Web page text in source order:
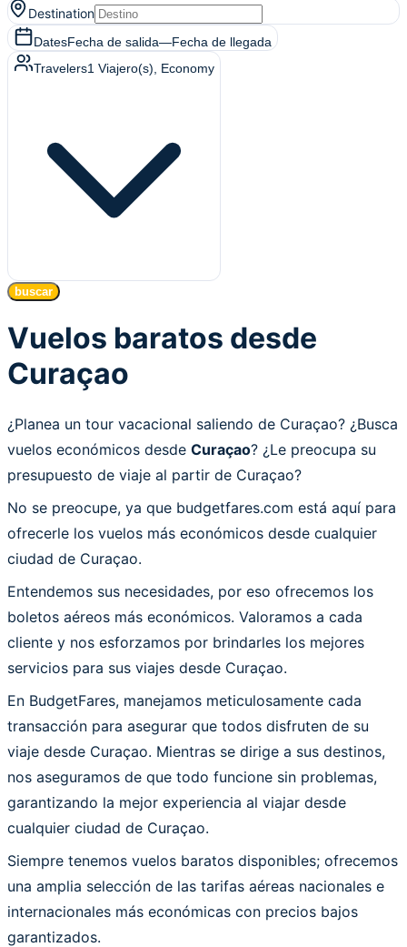
Destination
DatesFecha de salida—Fecha de llegada
Travelers1 Viajero(s) , Economy
buscar
Vuelos baratos desde
Curaçao
¿Planea un tour vacacional saliendo de Curaçao? ¿Busca
vuelos económicos desde Curaçao? ¿Le preocupa su
presupuesto de viaje al partir de Curaçao?
No se preocupe, ya que budgetfares.com está aquí para
ofrecerle los vuelos más económicos desde cualquier
ciudad de Curaçao.
Entendemos sus necesidades, por eso ofrecemos los
boletos aéreos más económicos. Valoramos a cada
cliente y nos esforzamos por brindarles los mejores
servicios para sus viajes desde Curaçao.
En BudgetFares, manejamos meticulosamente cada
transacción para asegurar que todos disfruten de su
viaje desde Curaçao. Mientras se dirige a sus destinos,
nos aseguramos de que todo funcione sin problemas,
garantizando la mejor experiencia al viajar desde
cualquier ciudad de Curaçao.
Siempre tenemos vuelos baratos disponibles; ofrecemos
una amplia selección de las tarifas aéreas nacionales e
internacionales más económicas con precios bajos
garantizados.